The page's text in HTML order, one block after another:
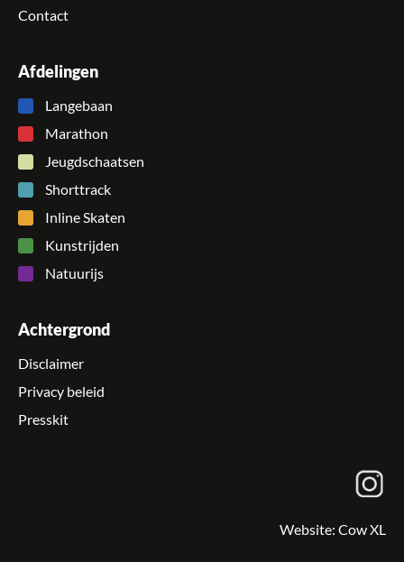
Contact
Afdelingen
Langebaan
Marathon
Jeugdschaatsen
Shorttrack
Inline Skaten
Kunstrijden
Natuurijs
Achtergrond
Disclaimer
Privacy beleid
Presskit
Website: Cow XL